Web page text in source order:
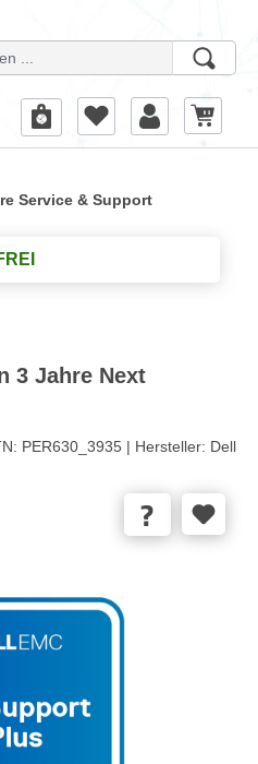
Service & Support
3 Jahre Next
PER630_3935 | Hersteller: Dell